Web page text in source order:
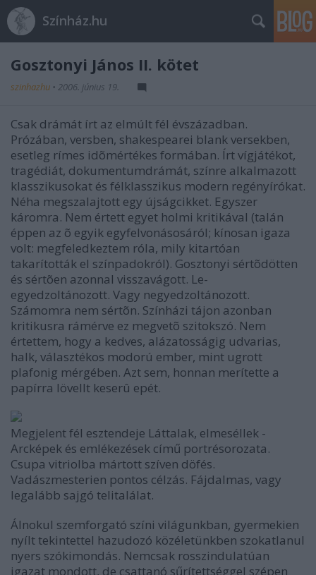
Színház.hu
Gosztonyi János II. kötet
szinhazhu • 2006. június 19.
Csak drámát írt az elmúlt fél évszázadban.
Prózában, versben, shakespearei blank versekben,
esetleg rímes idõmértékes formában. Írt vígjátékot,
tragédiát, dokumentumdrámát, színre alkalmazott
klasszikusokat és félklasszikus modern regényírókat.
Néha megszalajtott egy újságcikket. Egyszer
káromra. Nem értett egyet holmi kritikával (talán
éppen az õ egyik egyfelvonásosáról; kínosan igaza
volt: megfeledkeztem róla, mily kitartóan
takarították el színpadokról). Gosztonyi sértõdötten
és sértõen azonnal visszavágott. Le-
egyedzoltánozott. Vagy negyedzoltánozott.
Számomra nem sértõn. Színházi tájon azonban
kritikusra rámérve ez megvetõ szitokszó. Nem
értettem, hogy a kedves, alázatosságig udvarias,
halk, választékos modorú ember, mint ugrott
plafonig mérgében. Azt sem, honnan merítette a
papírra lövellt keserû epét.
Megjelent fél esztendeje Láttalak, elmeséllek -
Arcképek és emlékezések című portrésorozata.
Csupa vitriolba mártott szíven döfés.
Vadászmesterien pontos célzás. Fájdalmas, vagy
legalább sajgó telitalálat.
Álnokul szemforgató színi világunkban, gyermekien
nyílt tekintettel hazudozó közéletünkben szokatlanul
nyers szókimondás. Nemcsak rosszindulatúan
igazat mondott, de csattanó sűrítettséggel szépen